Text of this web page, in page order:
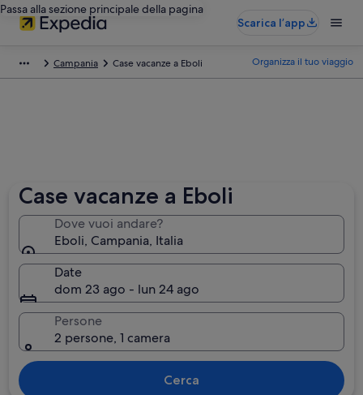
Passa alla sezione principale della pagina
Scarica l’app
Campania Case vacanze a Eboli Organizza il tuo viaggio
Case vacanze a Eboli
Dove vuoi andare?
Eboli, Campania, Italia
Date
dom 23 ago - lun 24 ago
Persone
2 persone, 1 camera
Cerca